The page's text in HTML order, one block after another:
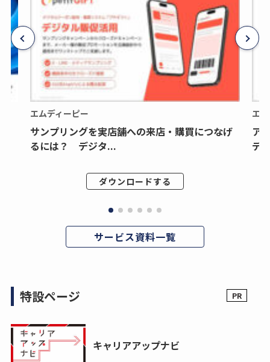
エムディーピー
サンプリングを実店舗への来店・購買につなげ
るには？ デジタ...
ダウンロードする
エ
ア
デ
サービス資料一覧
特設ページ
キャリアアップナビ